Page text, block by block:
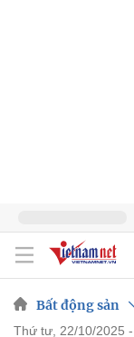
Bất động sản
thứ tư, 22/10/2025